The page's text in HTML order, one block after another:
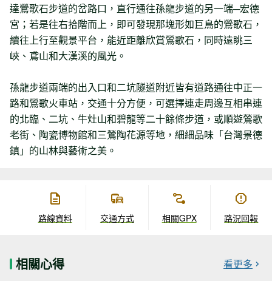
達鶯歌石步道的岔路口，直行通往孫龍步道的另一端─宏德
宮；若是往右拾階而上，即可發現那塊形如巨鳥的鶯歌石，
續往上行至觀景平台，能近距離欣賞鶯歌石，同時遠眺三
峽、鳶山和大漢溪的風光。
孫龍步道兩端的出入口和二坑隧道附近皆有道路通往中正一
路和鶯歌火車站，交通十分方便，可選擇連走周邊互相串連
的北臨、二坑、牛灶山和碧龍等二十餘條步道，或順遊鶯歌
老街、陶瓷博物館和三鶯陶花源等地，細細品味「台灣景德
鎮」的山林與藝術之美。
路線資料 交通方式 相關GPX 路況回報
相關心得 看更多